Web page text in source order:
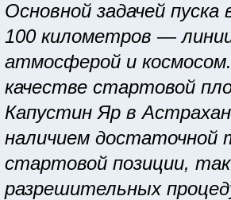
Основной задачей
100 километров —
атмосферой и
качестве стартовой
Капустин Яр в
наличием достаточной
стартовой позиции,
разрешительных